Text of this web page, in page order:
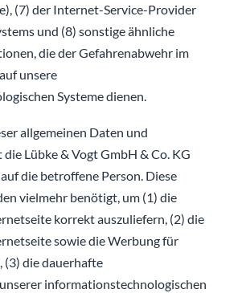
(7) der Internet-Service-Provider
und (8) sonstige ähnliche
die der Gefahrenabwehr im
unsere
Systeme dienen.
allgemeinen Daten und
Lübke & Vogt GmbH & Co. KG
die betroffene Person. Diese
vielmehr benötigt, um (1) die
korrekt auszuliefern, (2) die
sowie die Werbung für
(3) die dauerhafte
informationstechnologischen